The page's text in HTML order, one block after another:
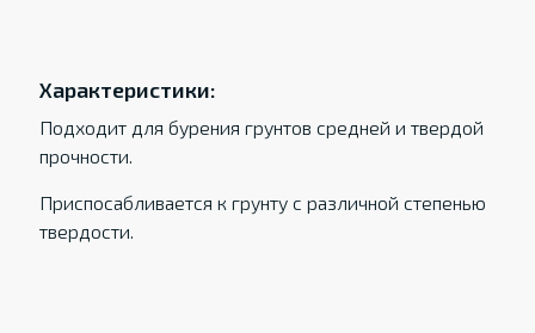
Характеристики:
Подходит для бурения грунтов средней и твердой
прочности.
Приспосабливается к грунту с различной степенью
твердости.